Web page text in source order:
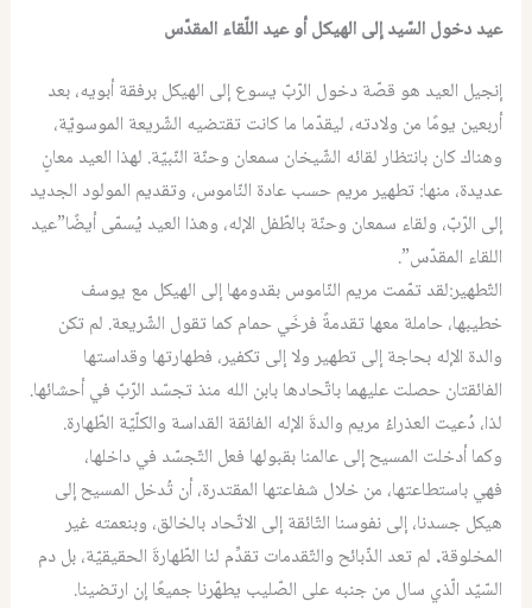
عيد دخول السّيد إلى الهيكل أو عيد اللّقاء المقدّس
إنجيل العيد هو قصّة دخول الرّبّ يسوع إلى الهيكل برفقة أبويه، بعد
أربعين يومًا من ولادته، ليقدّما ما كانت تقتضيه الشّريعة الموسويّة،
وهناك كان بانتظار لقائه الشّيخان سمعان وحنّة النّبيّة. لهذا العيد معانٍ
عديدة، منها: تطهير مريم حسب عادة النّاموس، وتقديم المولود الجديد
إلى الرّبّ، ولقاء سمعان وحنّة بالطّفل الإله، وهذا العيد يُسمّى أيضًا”عيد
اللقاء المقدّس”.
التّطهير:لقد تمّمت مريم النّاموس بقدومها إلى الهيكل مع يوسف
خطيبها، حاملة معها تقدمةً فرخَي حمام كما تقول الشّريعة. لم تكن
والدة الإله بحاجة إلى تطهير ولا إلى تكفير، فطهارتها وقداستها
الفائقتان حصلت عليهما باتّحادها بابن الله منذ تجسّد الرّبّ في أحشائها.
لذا، دُعيت العذراءُ مريم والدةَ الإله الفائقة القداسة والكلّيّة الطّهارة.
وكما أدخلت المسيح إلى عالمنا بقبولها فعل التّجسّد في داخلها،
فهي باستطاعتها، من خلال شفاعتها المقتدرة، أن تُدخل المسيح إلى
هيكل جسدنا، إلى نفوسنا التّائقة إلى الاتّحاد بالخالق، وبنعمته غير
المخلوقة. لم تعد الذّبائح والتّقدمات تقدِّم لنا الطّهارةَ الحقيقيّة، بل دم
السّيّد الّذي سال من جنبه على الصّليب يطهّرنا جميعًا إن ارتضينا.